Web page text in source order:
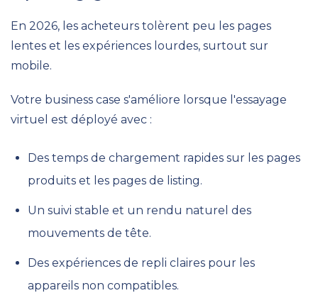
En 2026, les acheteurs tolèrent peu les pages
lentes et les expériences lourdes, surtout sur
mobile.
Votre business case s'améliore lorsque l'essayage
virtuel est déployé avec :
Des temps de chargement rapides sur les pages
produits et les pages de listing.
Un suivi stable et un rendu naturel des
mouvements de tête.
Des expériences de repli claires pour les
appareils non compatibles.